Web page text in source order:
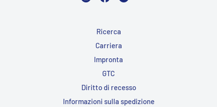
Ricerca
Carriera
Impronta
GTC
Diritto di recesso
Informazioni sulla spedizione